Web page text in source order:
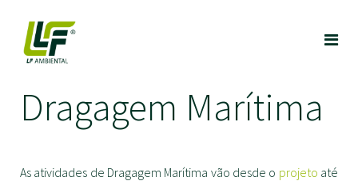
Dragagem Marítima
As atividades de Dragagem Marítima vão desde o projeto até